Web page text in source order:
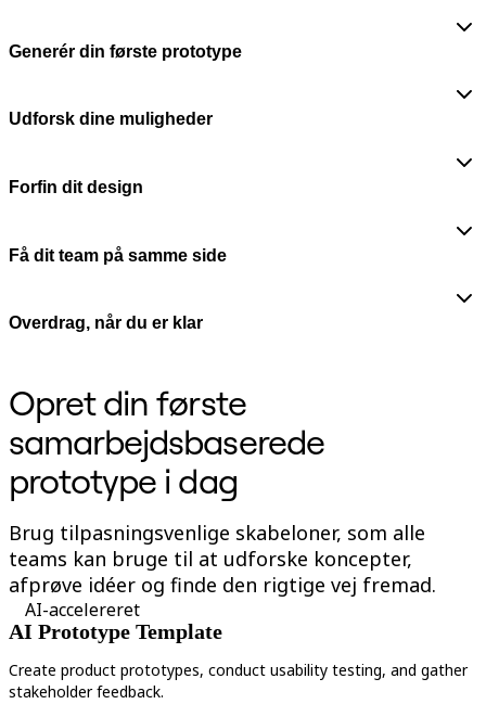
Generér din første prototype
Udforsk dine muligheder
Forfin dit design
Få dit team på samme side
Overdrag, når du er klar
Opret din første
samarbejdsbaserede
prototype i dag
Brug tilpasningsvenlige skabeloner, som alle
teams kan bruge til at udforske koncepter,
afprøve idéer og finde den rigtige vej fremad.
AI-accelereret
AI Prototype Template
Create product prototypes, conduct usability testing, and gather
stakeholder feedback.